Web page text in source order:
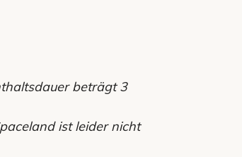
beträgt 3
ist leider nicht